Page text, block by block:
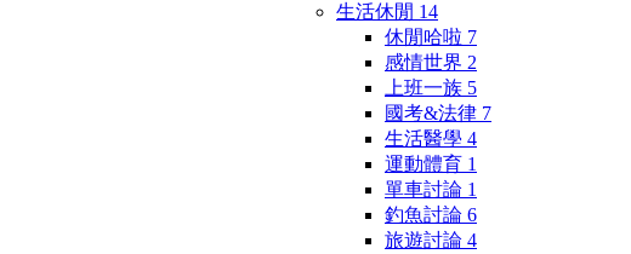
生活休閒 14
休閒哈啦 7
感情世界 2
上班一族 5
國考&法律 7
生活醫學 4
運動體育 1
單車討論 1
釣魚討論 6
旅遊討論 4